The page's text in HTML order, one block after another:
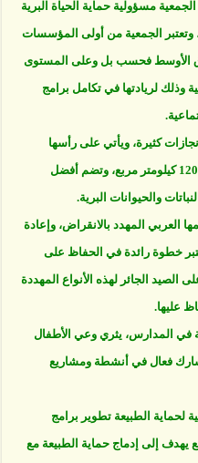
مسؤولية حماية الحياة البرية
وتعتبر الجمعية من أولى المؤسسات
الأوسط فحسب بل وعلى المستوى
وذلك لريادتها في تكامل برامج
كثيرة، ويأتي على رأسها
إنشاء تسع مناطق محمية على مساحة 1200 كيلومتر مربع، وتضم أفضل
والحيوانات البرية.
العربي المهدد بالانقراض، وإعادة
خطوة رائدة في الحفاظ على
الصيد الجائر لهذه الأنواع المهددة
عليها.
الطبيعة في المدارس، يثري وعي الأطفال
فعال في أنشطة ومشاريع
لحماية الطبيعة تطوير برامج
إلى إدماج حماية الطبيعة مع